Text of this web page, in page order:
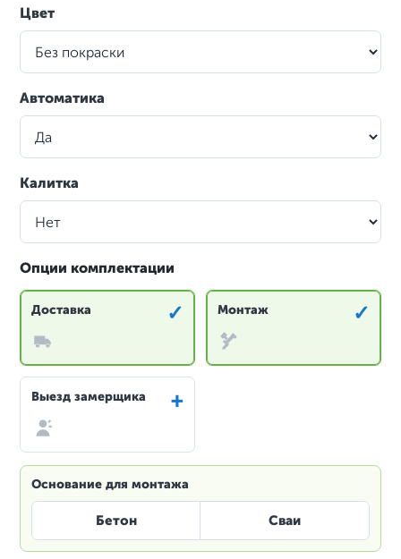
Цвет
Автоматика
Калитка
Опции комплектации
Доставка ✓ Монтаж ✓
Выезд замерщика +
Основание для монтажа
Бетон Сваи